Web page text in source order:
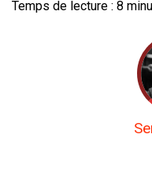
Temps de lecture : 8